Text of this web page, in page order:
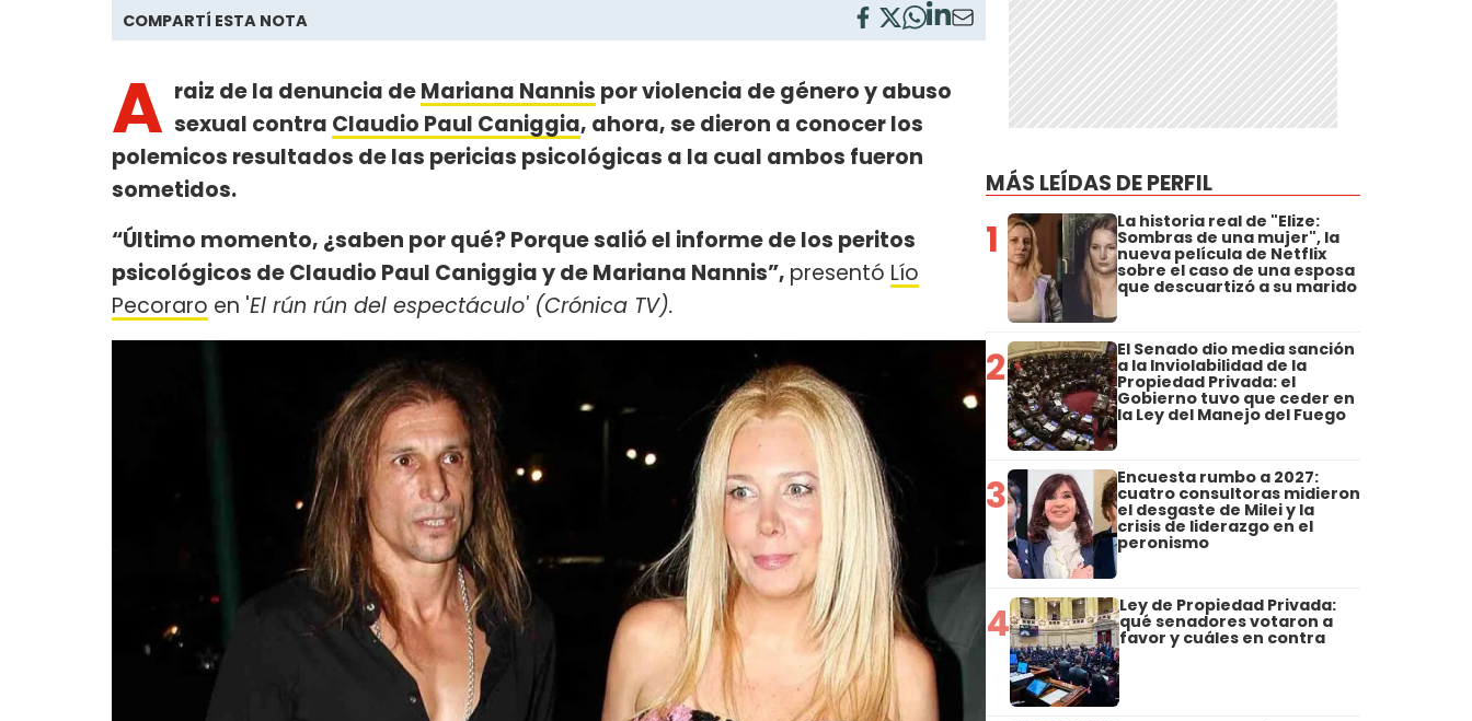
COMPARTÍ ESTA NOTA
A raiz de la denuncia deMariana Nannis por violencia de género y abuso
sexual contra Claudio Paul Caniggia, ahora, se dieron a conocer los
polemicos resultados de las pericias psicológicas a la cual ambos fueron
sometidos.
“Último momento, ¿saben por qué? Porque salió el informe de los peritos
psicológicos de Claudio Paul Caniggia y de Mariana Nannis”, presentó Lío
Pecoraro en 'El rún rún del espectáculo' (Crónica TV).
MÁS LEÍDAS DE PERFIL
1 La historia real de "Elize:
Sombras de una mujer", la
nueva película de Netflix
sobre el caso de una esposa
que descuartizó a su marido
2 El Senado dio media sanción
a la Inviolabilidad de la
Propiedad Privada: el
Gobierno tuvo que ceder en
la Ley del Manejo del Fuego
3 Encuesta rumbo a 2027:
cuatro consultoras midieron
el desgaste de Milei y la
crisis de liderazgo en el
peronismo
4 Ley de Propiedad Privada:
qué senadores votaron a
favor y cuáles en contra